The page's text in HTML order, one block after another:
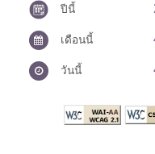
ปีนี้
เดือนนี้
วันนี้